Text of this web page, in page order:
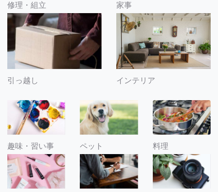
修理・組立 家事
引っ越し インテリア
趣味・習い事 ペット 料理